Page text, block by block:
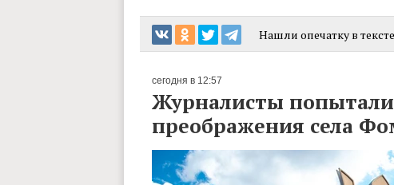
Нашли опечатку в
сегодня в 12:57
Журналисты
преображения села